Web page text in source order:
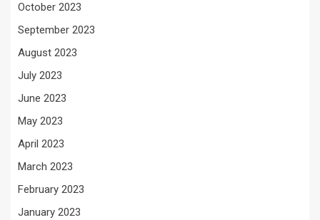
October 2023
September 2023
August 2023
July 2023
June 2023
May 2023
April 2023
March 2023
February 2023
January 2023